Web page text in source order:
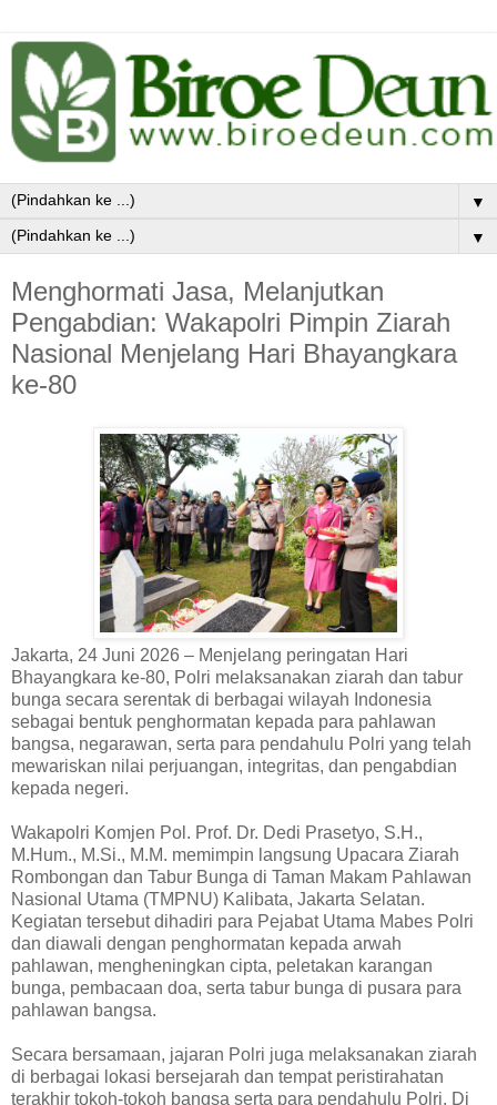
▼
▼
Menghormati Jasa, Melanjutkan
Pengabdian: Wakapolri Pimpin Ziarah
Nasional Menjelang Hari Bhayangkara
ke-80
Jakarta, 24 Juni 2026 – Menjelang peringatan Hari
Bhayangkara ke-80, Polri melaksanakan ziarah dan tabur
bunga secara serentak di berbagai wilayah Indonesia
sebagai bentuk penghormatan kepada para pahlawan
bangsa, negarawan, serta para pendahulu Polri yang telah
mewariskan nilai perjuangan, integritas, dan pengabdian
kepada negeri.
Wakapolri Komjen Pol. Prof. Dr. Dedi Prasetyo, S.H.,
M.Hum., M.Si., M.M. memimpin langsung Upacara Ziarah
Rombongan dan Tabur Bunga di Taman Makam Pahlawan
Nasional Utama (TMPNU) Kalibata, Jakarta Selatan.
Kegiatan tersebut dihadiri para Pejabat Utama Mabes Polri
dan diawali dengan penghormatan kepada arwah
pahlawan, mengheningkan cipta, peletakan karangan
bunga, pembacaan doa, serta tabur bunga di pusara para
pahlawan bangsa.
Secara bersamaan, jajaran Polri juga melaksanakan ziarah
di berbagai lokasi bersejarah dan tempat peristirahatan
terakhir tokoh-tokoh bangsa serta para pendahulu Polri. Di